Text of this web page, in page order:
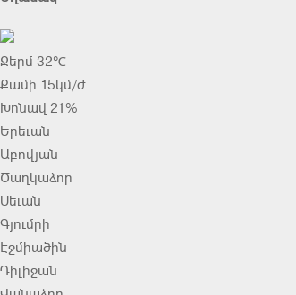
Ջերմ 32℃
Քամի 15կմ/ժ
Խոնավ 21%
Երեւան
Աբովյան
Ծաղկաձոր
Սեւան
Գյումրի
Էջմիածին
Դիլիջան